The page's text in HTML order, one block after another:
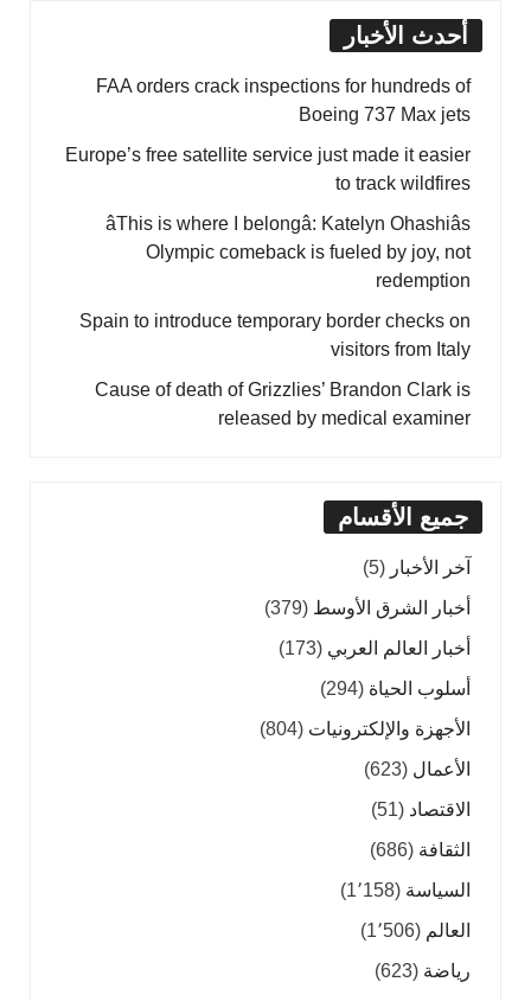
أحدث الأخبار
FAA orders crack inspections for hundreds of
Boeing 737 Max jets
Europe’s free satellite service just made it easier
to track wildfires
âThis is where I belongâ: Katelyn Ohashiâs
Olympic comeback is fueled by joy, not
redemption
Spain to introduce temporary border checks on
visitors from Italy
Cause of death of Grizzlies’ Brandon Clark is
released by medical examiner
جميع الأقسام
آخر الأخبار (5)
أخبار الشرق الأوسط (379)
أخبار العالم العربي (173)
أسلوب الحياة (294)
الأجهزة والإلكترونيات (804)
الأعمال (623)
الاقتصاد (51)
الثقافة (686)
السياسة (1٬158)
العالم (1٬506)
رياضة (623)